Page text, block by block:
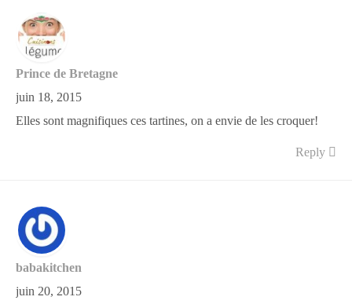
Prince de Bretagne
juin 18, 2015
Elles sont magnifiques ces tartines, on a envie de les croquer!
Reply
babakitchen
juin 20, 2015